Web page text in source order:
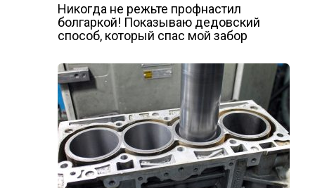
Никогда не режьте профнастил
болгаркой! Показываю дедовский
способ, который спас мой забор